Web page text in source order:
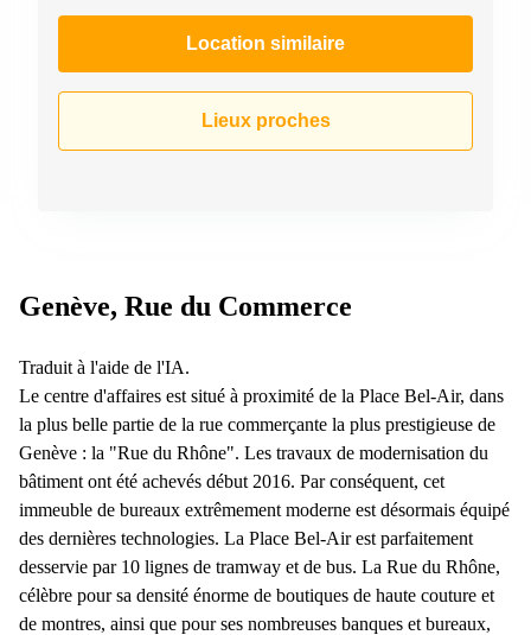
267
Chemin
de la
La
Rolle
10 Zürich
Location similaire
Lieux proches
Genève, Rue du Commerce
Traduit à l'aide de l'IA.
Le centre d'affaires est situé à proximité de la Place Bel-Air, dans
la plus belle partie de la rue commerçante la plus prestigieuse de
Genève : la "Rue du Rhône". Les travaux de modernisation du
bâtiment ont été achevés début 2016. Par conséquent, cet
immeuble de bureaux extrêmement moderne est désormais équipé
des dernières technologies. La Place Bel-Air est parfaitement
desservie par 10 lignes de tramway et de bus. La Rue du Rhône,
célèbre pour sa densité énorme de boutiques de haute couture et
de montres, ainsi que pour ses nombreuses banques et bureaux,